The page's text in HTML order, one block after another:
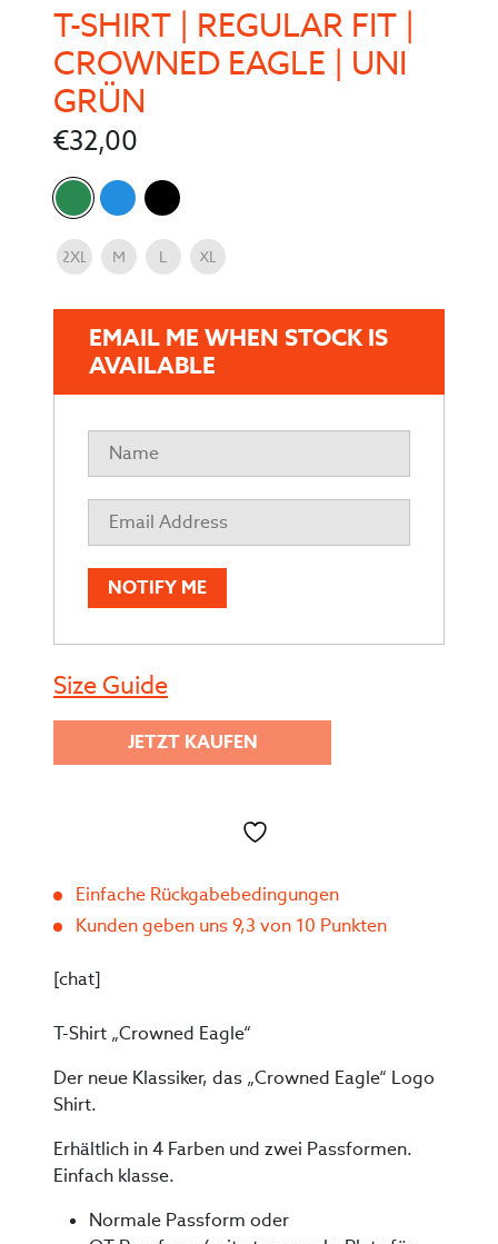
T-SHIRT | REGULAR FIT |
CROWNED EAGLE | UNI
GRÜN
€32,00
Color
Größe
2XL M L XL
EMAIL ME WHEN STOCK IS
AVAILABLE
NOTIFY ME
Size Guide
JETZT KAUFEN
Einfache Rückgabebedingungen
Kunden geben uns 9,3 von 10 Punkten
[chat]
T-Shirt „Crowned Eagle“
Der neue Klassiker, das „Crowned Eagle“ Logo
Shirt.
Erhältlich in 4 Farben und zwei Passformen.
Einfach klasse.
Normale Passform oder